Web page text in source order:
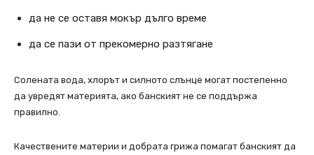
да не се оставя мокър дълго време
да се пази от прекомерно разтягане
Солената вода, хлорът и силното слънце могат постепенно
да увредят материята, ако банският не се поддържа
правилно.
Качествените материи и добрата грижа помагат банският да